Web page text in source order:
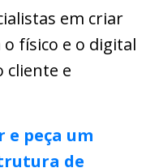
em criar
físico e o digital
cliente e
e peça um
de